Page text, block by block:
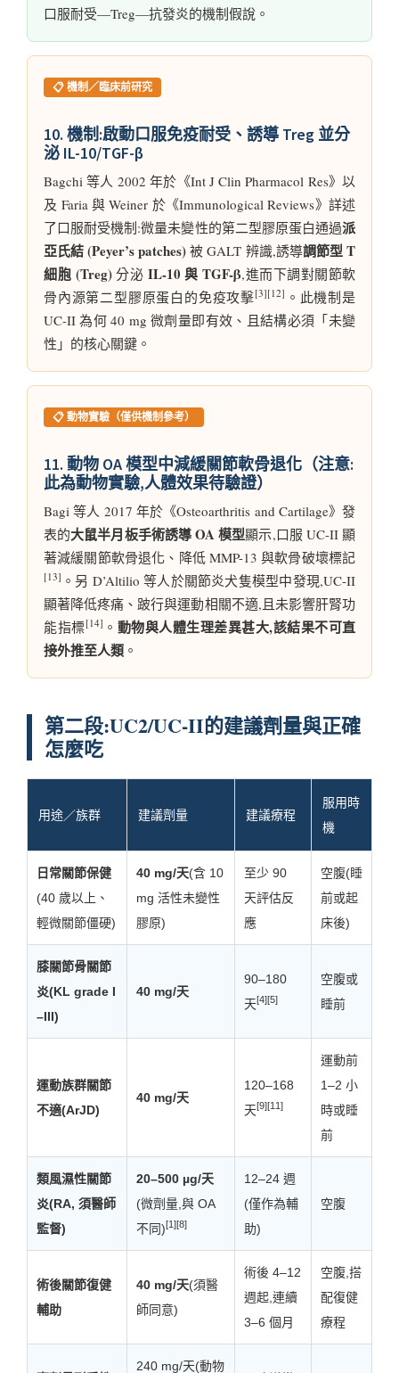
口服耐受—Treg—抗發炎的機制假說。
📋 機制／臨床前研究
10. 機制:啟動口服免疫耐受、誘導 Treg 並分
泌 IL-10/TGF-β
Bagchi 等人 2002 年於《Int J Clin Pharmacol Res》以
及 Faria 與 Weiner 於《Immunological Reviews》詳述
了口服耐受機制:微量未變性的第二型膠原蛋白通過派
亞氏結 (Peyer’s patches) 被 GALT 辨識,誘導調節型 T
細胞 (Treg)分泌 IL-10 與 TGF-β,進而下調對關節軟
骨內源第二型膠原蛋白的免疫攻擊[3][12] 。此機制是
UC-II 為何 40 mg 微劑量即有效、且結構必須「未變
性」的核心關鍵。
📋 動物實驗（僅供機制參考）
11. 動物 OA 模型中減緩關節軟骨退化（注意:
此為動物實驗,人體效果待驗證）
Bagi 等人 2017 年於《Osteoarthritis and Cartilage》發
表的大鼠半月板手術誘導 OA 模型顯示,口服 UC-II 顯
著減緩關節軟骨退化、降低 MMP-13 與軟骨破壞標記
[13] 。另 D’Altilio 等人於關節炎犬隻模型中發現,UC-II
顯著降低疼痛、跛行與運動相關不適,且未影響肝腎功
能指標[14] 。 動物與人體生理差異甚大,該結果不可直
接外推至人類 。
第二段:UC2/UC-II的建議劑量與正確
怎麼吃
用途／族群 建議劑量 建議療程
服用時
機
日常關節保健
(40 歲以上、
輕微關節僵硬)
40 mg/天(含 10
mg 活性未變性
膠原)
至少 90
天評估反
應
空腹(睡
前或起
床後)
膝關節骨關節
炎(KL grade I
–III)
40 mg/天
90–180
天[4][5]
空腹或
睡前
運動族群關節
不適(ArJD)
40 mg/天
120–168
天[9][11]
運動前
1–2 小
時或睡
前
類風濕性關節
炎(RA, 須醫師
監督)
20–500 µg/天
(微劑量,與 OA
不同)[1][8]
12–24 週
(僅作為輔
助)
空腹
術後關節復健
輔助
40 mg/天(須醫
師同意)
術後 4–12
週起,連續
3–6 個月
空腹,搭
配復健
療程
240 mg/天(動物